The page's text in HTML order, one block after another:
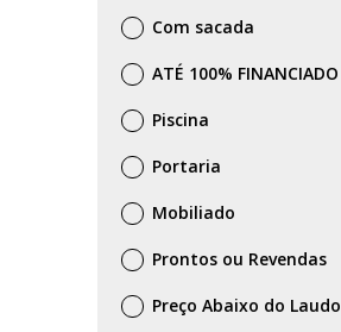
Com sacada
ATÉ 100% FINANCIADO
Piscina
Portaria
Mobiliado
Prontos ou Revendas
Preço Abaixo do Laudo